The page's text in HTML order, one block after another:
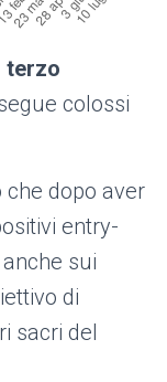
terzo
colossi
che dopo aver
entry-
sui
di
sacri del